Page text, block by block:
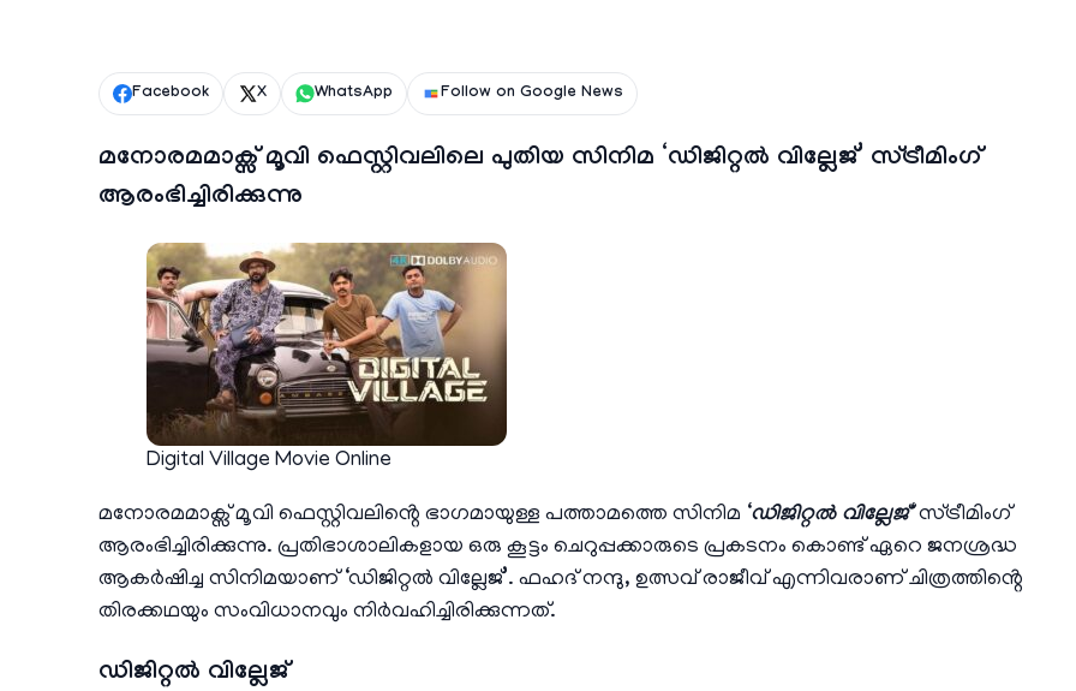
Facebook X WhatsApp Follow on Google News
മനോരമമാക്സ് മൂവി ഫെസ്റ്റിവലിലെ പുതിയ സിനിമ ‘ഡിജിറ്റൽ വില്ലേജ്’ സ്ട്രീമിംഗ്
ആരംഭിച്ചിരിക്കുന്നു
Digital Village Movie Online
മനോരമമാക്സ് മൂവി ഫെസ്റ്റിവലിൻ്റെ ഭാഗമായുള്ള പത്താമത്തെ സിനിമ ‘ഡിജിറ്റൽ വില്ലേജ്‘ സ്ട്രീമിംഗ്
ആരംഭിച്ചിരിക്കുന്നു. പ്രതിഭാശാലികളായ ഒരു കൂട്ടം ചെറുപ്പക്കാരുടെ പ്രകടനം കൊണ്ട് ഏറെ ജനശ്രദ്ധ
ആകർഷിച്ച സിനിമയാണ് ‘ഡിജിറ്റൽ വില്ലേജ്’. ഫഹദ് നന്ദു, ഉത്സവ് രാജീവ് എന്നിവരാണ് ചിത്രത്തിൻ്റെ
തിരക്കഥയും സംവിധാനവും നിർവഹിച്ചിരിക്കുന്നത്.
ഡിജിറ്റൽ വില്ലേജ്